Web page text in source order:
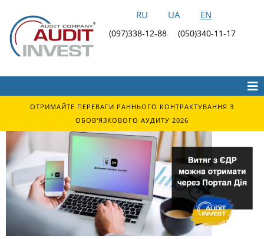
RU UA EN
(097)338-12-88 (050)340-11-17
ОТРИМАЙТЕ ПЕРЕВАГИ РАННЬОГО КОНТРАКТУВАННЯ З
ОБОВ'ЯЗКОВОГО АУДИТУ 2026